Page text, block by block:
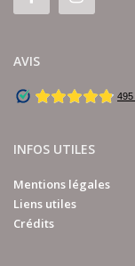
AVIS
INFOS UTILES
Mentions légales
Liens utiles
Crédits